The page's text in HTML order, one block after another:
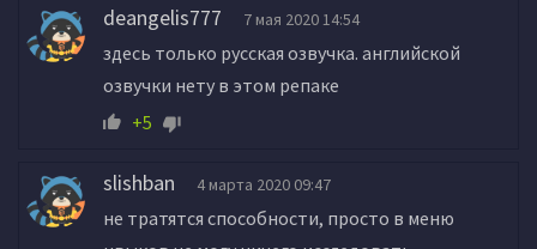
deangelis777 7 мая 2020 14:54
здесь только русская озвучка. английской
озвучки нету в этом репаке
+5
slishban 4 марта 2020 09:47
не тратятся способности, просто в меню